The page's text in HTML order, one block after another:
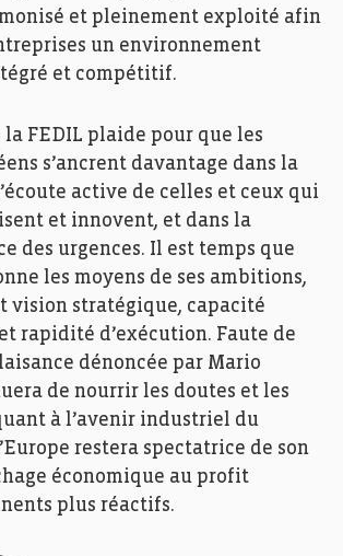
et pleinement exploité afin
un environnement
et compétitif.
FEDIL plaide pour que les
s’ancrent davantage dans la
active de celles et ceux qui
et innovent, et dans la
des urgences. Il est temps que
les moyens de ses ambitions,
vision stratégique, capacité
rapidité d’exécution. Faute de
dénoncée par Mario
de nourrir les doutes et les
à l’avenir industriel du
restera spectatrice de son
économique au profit
plus réactifs.